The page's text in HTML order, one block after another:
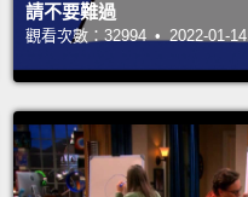
請不要難過
觀看次數：32994 • 2022-01-14